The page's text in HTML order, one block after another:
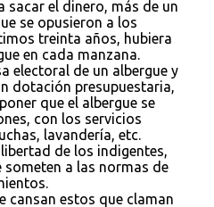
sacar el dinero, más de un
se opusieron a los
treinta años, hubiera
en cada manzana.
electoral de un albergue y
dotación presupuestaria,
que el albergue se
con los servicios
lavandería, etc.
de los indigentes,
someten a las normas de
cansan estos que claman